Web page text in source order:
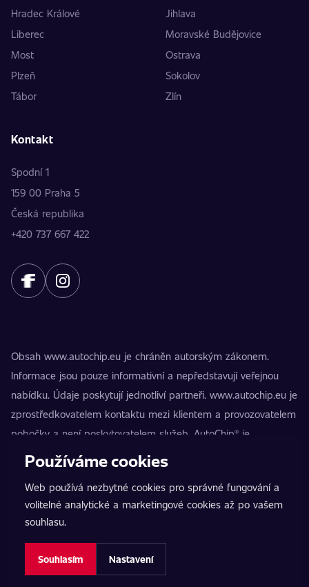
Hradec Králové
Jihlava
Liberec
Moravské Budějovice
Most
Ostrava
Plzeň
Sokolov
Tábor
Zlín
Kontakt
Spodní 1
159 00 Praha 5
Česká republika
+420 737 667 422
Obsah www.autochip.eu je chráněn autorským zákonem.
Informace jsou pouze informativní a nepředstavují veřejnou
nabídku. Údaje poskytují jednotliví partneři. www.autochip.eu je
zprostředkovatelem kontaktu mezi klientem a provozovatelem
pobočky a není poskytovatelem služeb. AutoChip® je
registrovaná ochranná známka Petra Kučery. Úpravy, které
nezpůsobilosti vozidla k provozu na pozemních komunikacích.
Přesné informace poskytuje vždy konkrétní provozovatel
pobočky.
Nastavení cookies
Používáme cookies
Web používá nezbytné cookies pro správné fungování a
volitelné analytické a marketingové cookies až po vašem
souhlasu.
Souhlasím Nastavení